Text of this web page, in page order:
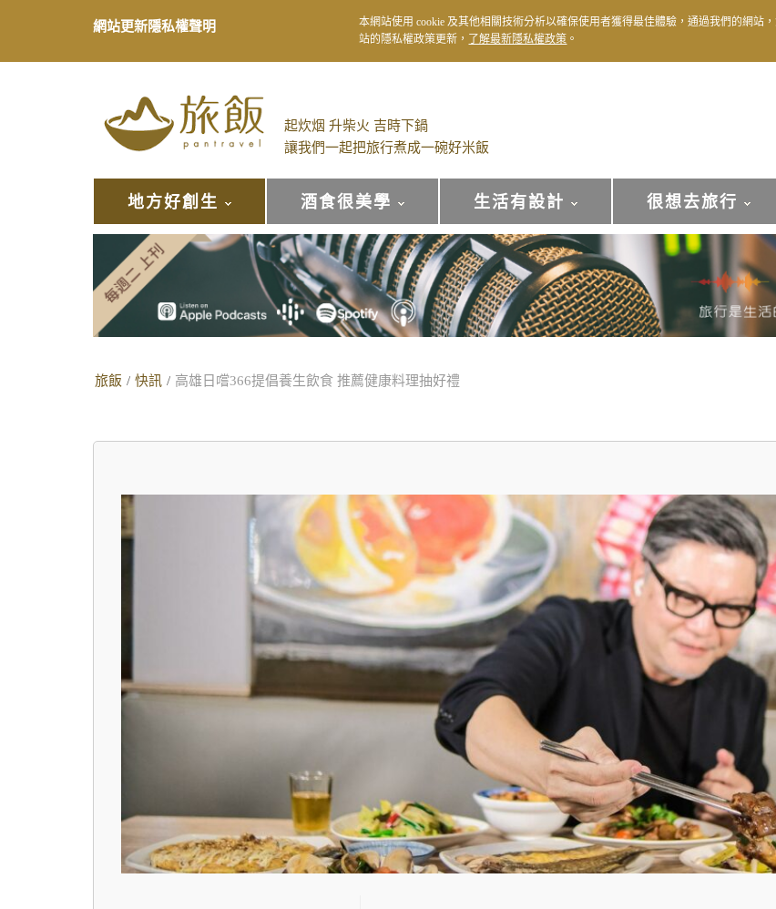
起炊烟 升柴火 吉時下鍋
讓我們一起把旅行煮成一碗好米飯
地方好創生 酒食很美學 生活有設計 很想去旅行
旅飯 / 快訊 / 高雄日嚐366提倡養生飲食 推薦健康料理抽好禮
網站更新隱私權聲明
本網站使用 cookie 及其他相關技術分析以確保使用者獲得最佳體驗，通過我們的網站
站的隱私權政策更新，
了解最新隱私權政策 。